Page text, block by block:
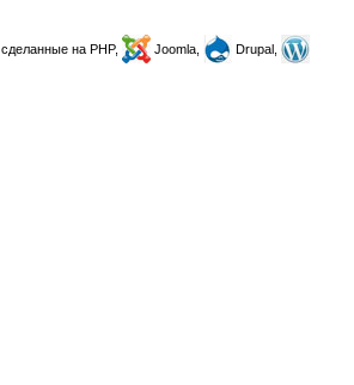
, сделанные на PHP, Joomla,
Drupal,